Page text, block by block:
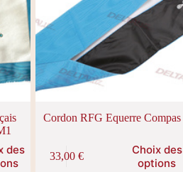
des
Cordon RFG Equerre Compas
33,00 €
Choix des
options
Ce
produit